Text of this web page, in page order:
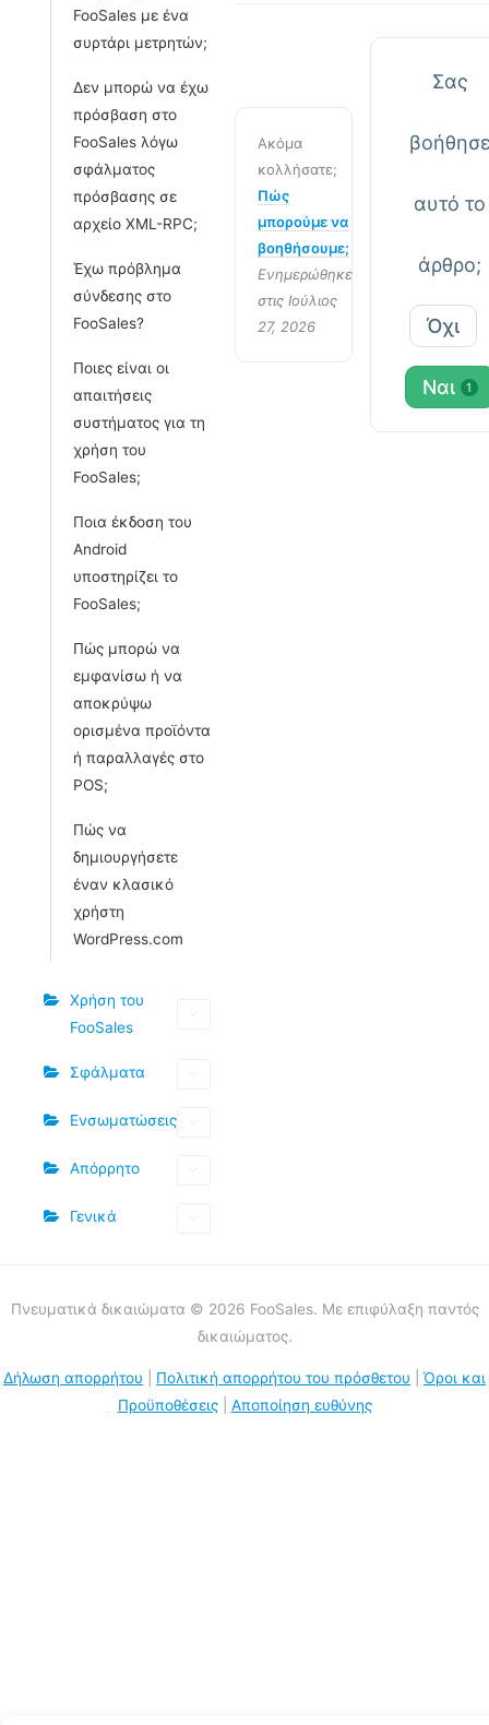
FooSales με ένα
συρτάρι μετρητών;
Δεν μπορώ να έχω
πρόσβαση στο
FooSales λόγω
σφάλματος
πρόσβασης σε
αρχείο XML-RPC;
Έχω πρόβλημα
σύνδεσης στο
FooSales?
Ποιες είναι οι
απαιτήσεις
συστήματος για τη
χρήση του
FooSales;
Ποια έκδοση του
Android
υποστηρίζει το
FooSales;
Πώς μπορώ να
εμφανίσω ή να
αποκρύψω
ορισμένα προϊόντα
ή παραλλαγές στο
POS;
Πώς να
δημιουργήσετε
έναν κλασικό
χρήστη
WordPress.com
Χρήση του
FooSales
Σφάλματα
Ενσωματώσεις
Απόρρητο
Γενικά
Ακόμα
κολλήσατε;
Πώς
μπορούμε να
βοηθήσουμε;
Ενημερώθηκε
στις Ιούλιος
27, 2026
Σας
αυτό το
άρθρο;
Όχι
Ναι 1
Πνευματικά δικαιώματα © 2026 FooSales. Με επιφύλαξη παντός
δικαιώματος.
Δήλωση απορρήτου Πολιτική απορρήτου του πρόσθετου
Όροι και
Προϋποθέσεις| Αποποίηση ευθύνης